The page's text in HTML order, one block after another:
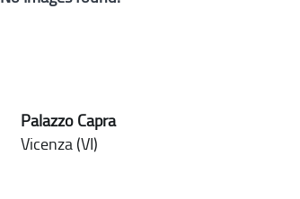
Palazzo Capra
Vicenza (VI)